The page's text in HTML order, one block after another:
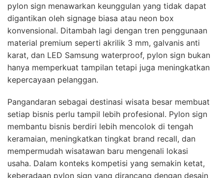
pylon sign menawarkan keunggulan yang tidak dapat
digantikan oleh signage biasa atau neon box
konvensional. Ditambah lagi dengan tren penggunaan
material premium seperti akrilik 3 mm, galvanis anti
karat, dan LED Samsung waterproof, pylon sign bukan
hanya memperkuat tampilan tetapi juga meningkatkan
kepercayaan pelanggan.
Pangandaran sebagai destinasi wisata besar membuat
setiap bisnis perlu tampil lebih profesional. Pylon sign
membantu bisnis berdiri lebih mencolok di tengah
keramaian, meningkatkan tingkat brand recall, dan
mempermudah wisatawan baru mengenali lokasi
usaha. Dalam konteks kompetisi yang semakin ketat,
keberadaan pylon sign yang dirancang dengan desain